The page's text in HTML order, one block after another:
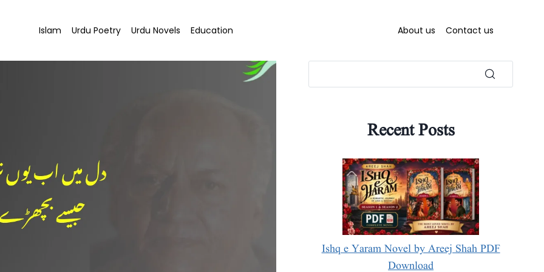
Islam Urdu Poetry Urdu Novels Education About us Contact us
Recent Posts
Ishq e Yaram Novel by Areej Shah PDF
Download